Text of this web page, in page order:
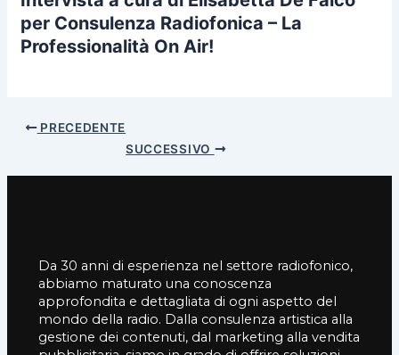
per Consulenza Radiofonica – La
Professionalità On Air!
PRECEDENTE
SUCCESSIVO
Da 30 anni di esperienza nel settore radiofonico,
abbiamo maturato una conoscenza
approfondita e dettagliata di ogni aspetto del
mondo della radio. Dalla consulenza artistica alla
gestione dei contenuti, dal marketing alla vendita